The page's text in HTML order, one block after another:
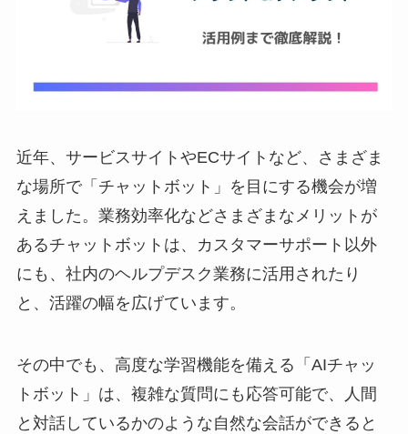
近年、サービスサイトやECサイトなど、さまざま
な場所で「チャットボット」を目にする機会が増
えました。業務効率化などさまざまなメリットが
あるチャットボットは、カスタマーサポート以外
にも、社内のヘルプデスク業務に活用されたり
と、活躍の幅を広げています。
その中でも、高度な学習機能を備える「AIチャッ
トボット」は、複雑な質問にも応答可能で、人間
と対話しているかのような自然な会話ができると